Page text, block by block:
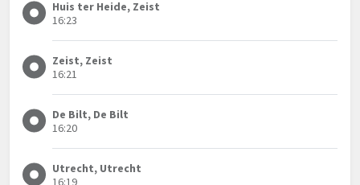
Huis ter Heide, Zeist
16:23
Zeist, Zeist
16:21
De Bilt, De Bilt
16:20
Utrecht, Utrecht
16:19